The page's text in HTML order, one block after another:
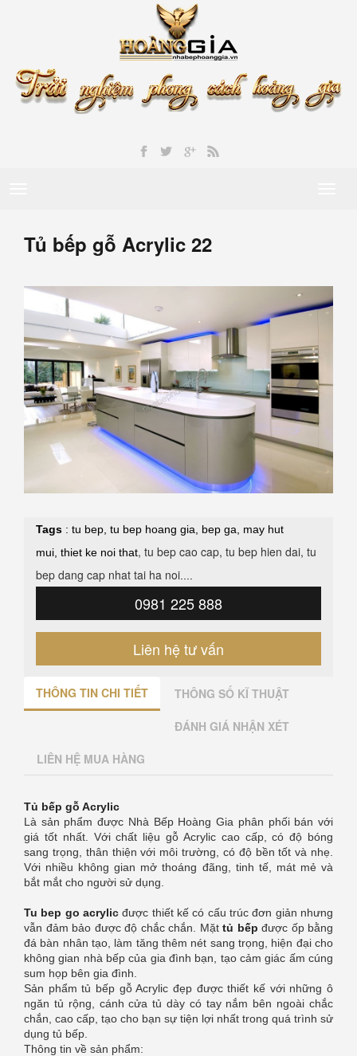
Tủ bếp gỗ Acrylic 22
Tags : tu bep tu bep hoang gia bep ga
may hut
mui thiet ke noi that, tu bep cao cap, tu bep hien dai, tu
bep dang cap nhat tai ha noi
0981 225 888
Liên hệ tư vấn
THÔNG TIN CHI TIẾT THÔNG SỐ KĨ THUẬT
ĐÁNH GIÁ NHẬN XÉT
LIÊN HỆ MUA HÀNG
Tủ bếp gỗ Acrylic
Là sản phẩm được Nhà Bếp Hoàng Gia phân phối bán với
giá tốt nhất. Với chất liệu gỗ Acrylic cao cấp, có độ bóng
sang trọng, thân thiện với môi trường, có độ bền tốt và nhẹ.
Với nhiều không gian mở thoáng đãng, tinh tế, mát mẻ và
bắt mắt cho người sử dụng.
Tu bep go acrylic được thiết kế có cấu trúc đơn giản nhưng
vẫn đảm bảo được độ chắc chắn. Mặttủ bếp được ốp bằng
đá bàn nhân tạo, làm tăng thêm nét sang trọng, hiện đại cho
không gian nhà bếp của gia đình bạn, tạo cảm giác ấm cúng
sum họp bên gia đình.
Sản phẩm tủ bếp gỗ Acrylic đẹp được thiết kế với những ô
ngăn tủ rộng, cánh cửa tủ dày có tay nắm bên ngoài chắc
chắn, cao cấp, tạo cho bạn sự tiện lợi nhất trong quá trình sử
dụng tủ bếp.
Thông tin về sản phẩm: